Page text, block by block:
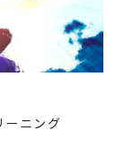
ニング